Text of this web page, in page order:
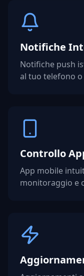
Notifiche
Notifiche push
al tuo telefono
Controllo
App mobile
monitoraggio e